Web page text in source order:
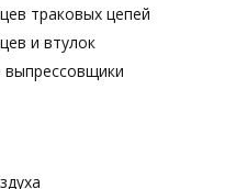
траковых цепей
и втулок
выпрессовщики